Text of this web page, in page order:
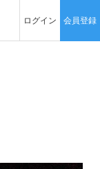
ログイン 会員登録